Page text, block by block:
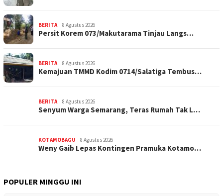
BERITA 8 Agustus 2026
Persit Korem 073/Makutarama Tinjau Langs…
BERITA 8 Agustus 2026
Kemajuan TMMD Kodim 0714/Salatiga Tembus…
BERITA 8 Agustus 2026
Senyum Warga Semarang, Teras Rumah Tak L…
KOTAMOBAGU 8 Agustus 2026
Weny Gaib Lepas Kontingen Pramuka Kotamo…
POPULER MINGGU INI